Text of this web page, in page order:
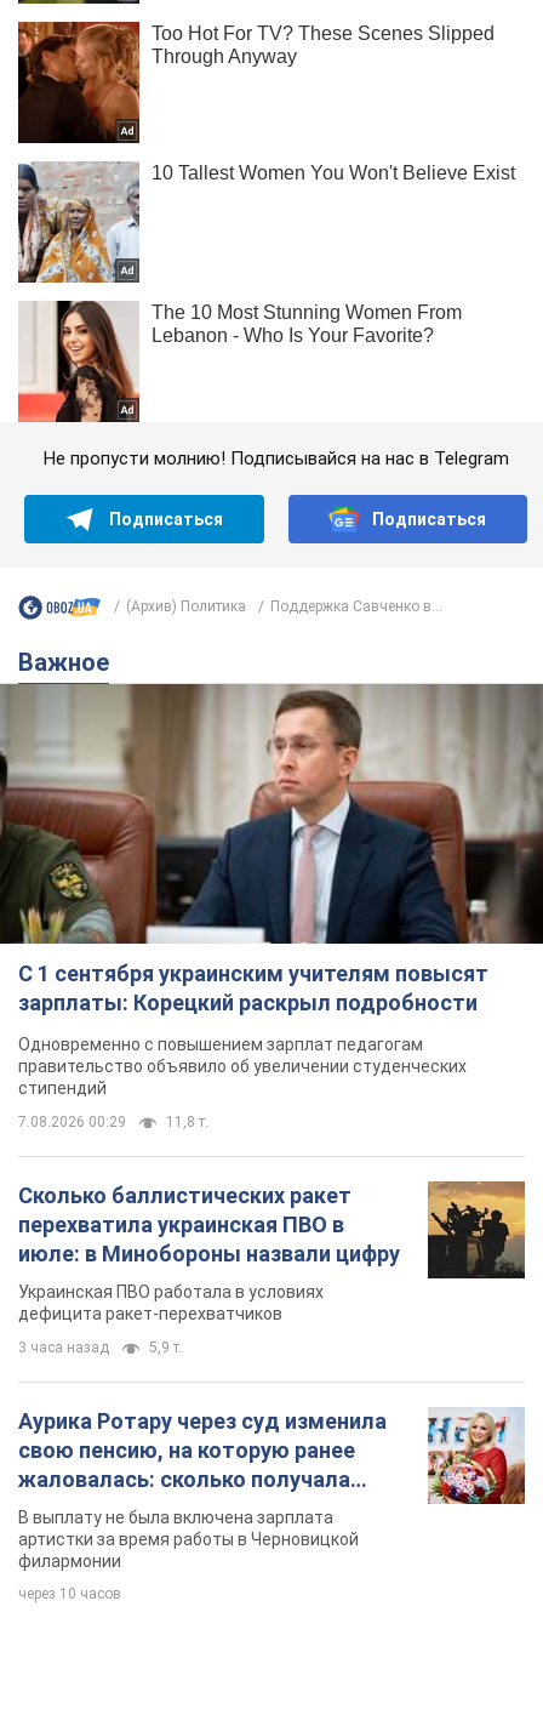
Не пропусти молнию! Подписывайся на нас в Telegram
Подписаться Подписаться
(Архив) Политика Поддержка Савченко в...
Важное
С 1 сентября украинским учителям повысят
зарплаты: Корецкий раскрыл подробности
Одновременно с повышением зарплат педагогам
правительство объявило об увеличении студенческих
стипендий
7.08.2026 00:29 11,8 т.
Сколько баллистических ракет
перехватила украинская ПВО в
июле: в Минобороны назвали цифру
Украинская ПВО работала в условиях
дефицита ракет-перехватчиков
3 часа назад 5,9 т.
Аурика Ротару через суд изменила
свою пенсию, на которую ранее
жаловалась: сколько получала
певица
В выплату не была включена зарплата
артистки за время работы в Черновицкой
филармонии
через 10 часов